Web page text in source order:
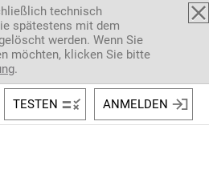
technisch
spätestens mit dem
werden. Wenn Sie
möchten, klicken Sie bitte
.
TESTEN ANMELDEN